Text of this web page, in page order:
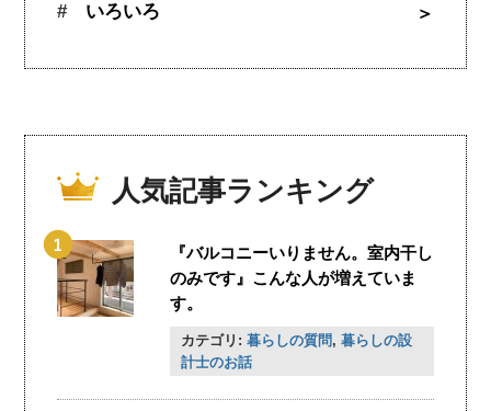
いろいろ
人気記事ランキング
『バルコニーいりません。室内干し
のみです』こんな人が増えていま
す。
カテゴリ: 暮らしの質問, 暮らしの設
計士のお話